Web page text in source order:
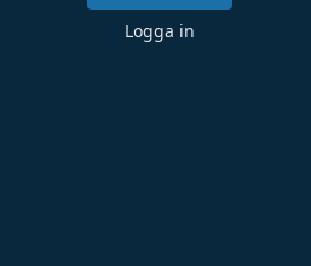
Logga in